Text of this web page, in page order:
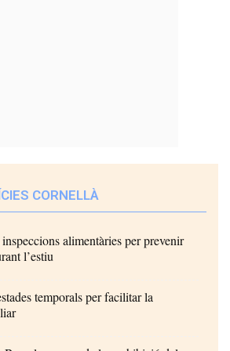
CORNELLÀ
alimentàries per prevenir
l’estiu
temporals per facilitar la